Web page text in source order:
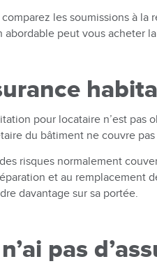
les soumissions à
peut vous acheter
pour locataire n’est
du bâtiment ne couvre
risques normalement
et au
davantage sur sa portée.
pas